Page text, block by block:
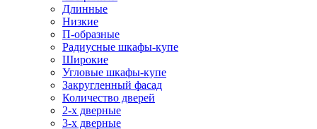
Длинные
Низкие
П-образные
Радиусные шкафы-купе
Широкие
Угловые шкафы-купе
Закругленный фасад
Количество дверей
2-х дверные
3-х дверные